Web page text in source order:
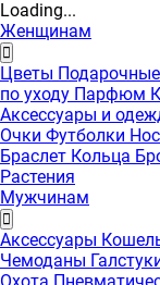
Loading...
Женщинам
Цветы
по уходу Парфюм
Аксессуары и
Очки Футболки
Браслет Кольца
Растения
Мужчинам
Аксессуары
Чемоданы